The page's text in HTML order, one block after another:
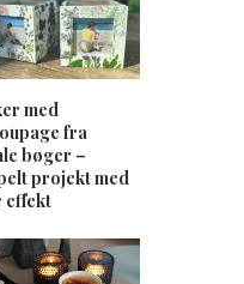
med
fra
bøger –
projekt med
effekt